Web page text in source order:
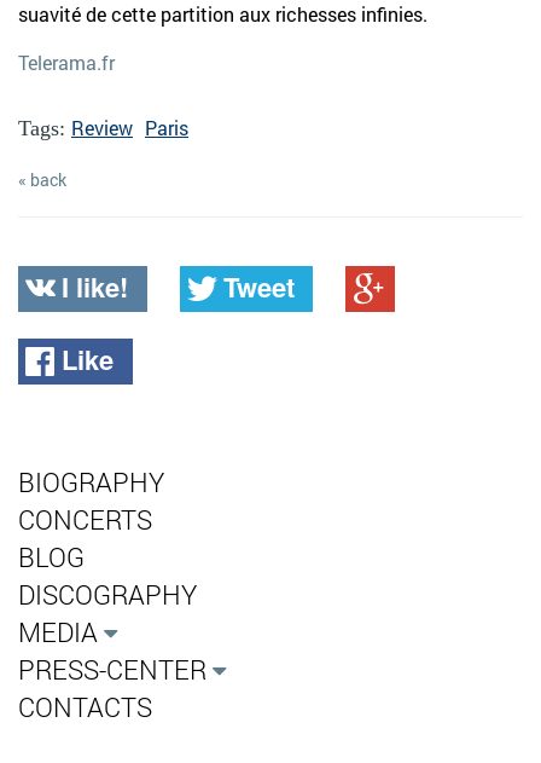
suavité de cette partition aux richesses infinies.
Telerama.fr
Tags: Review Paris
« back
I like!
Tweet
Like
BIOGRAPHY
CONCERTS
BLOG
DISCOGRAPHY
MEDIA
PRESS-CENTER
CONTACTS